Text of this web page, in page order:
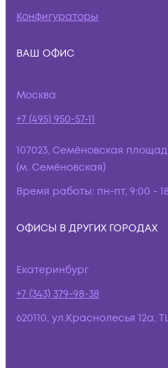
Конфигураторы
ВАШ ОФИС
Москва
+7 (495) 950-57-11
107023, Семёновская
(м. Семёновская)
Время работы: пн-пт, 9:00 -
ОФИСЫ В ДРУГИХ ГОРОДАХ
Екатеринбург
+7 (343) 379-98-38
620110, ул.Краснолесья 12а,